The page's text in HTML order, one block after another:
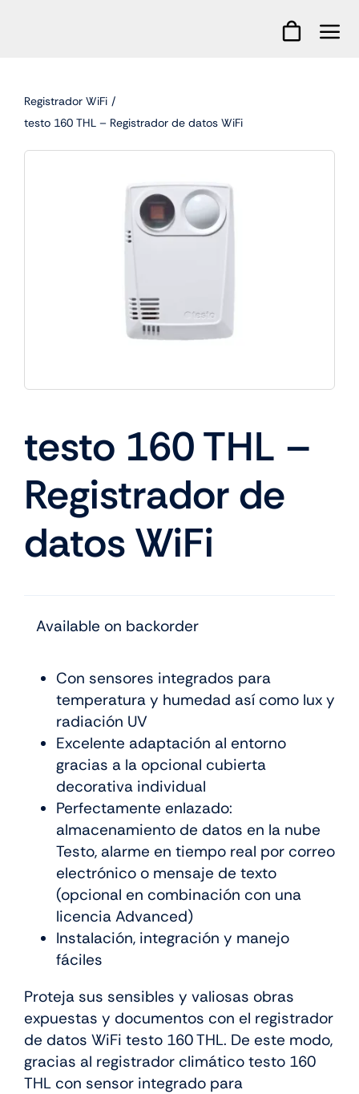
Registrador WiFi
testo 160 THL – Registrador de datos WiFi
testo 160 THL –
Registrador de
datos WiFi
Available on backorder
Con sensores integrados para
temperatura y humedad así como lux y
radiación UV
Excelente adaptación al entorno
gracias a la opcional cubierta
decorativa individual
Perfectamente enlazado:
almacenamiento de datos en la nube
Testo, alarme en tiempo real por correo
electrónico o mensaje de texto
(opcional en combinación con una
licencia Advanced)
Instalación, integración y manejo
fáciles
Proteja sus sensibles y valiosas obras
expuestas y documentos con el registrador
de datos WiFi testo 160 THL. De este modo,
gracias al registrador climático testo 160
THL con sensor integrado para